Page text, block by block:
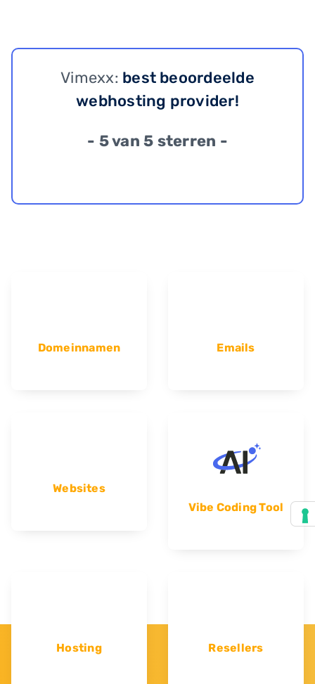
Vimexx: best beoordeelde
webhosting provider!
- 5 van 5 sterren -
Domeinnamen Emails
Websites
Vibe Coding Tool
Hosting Resellers